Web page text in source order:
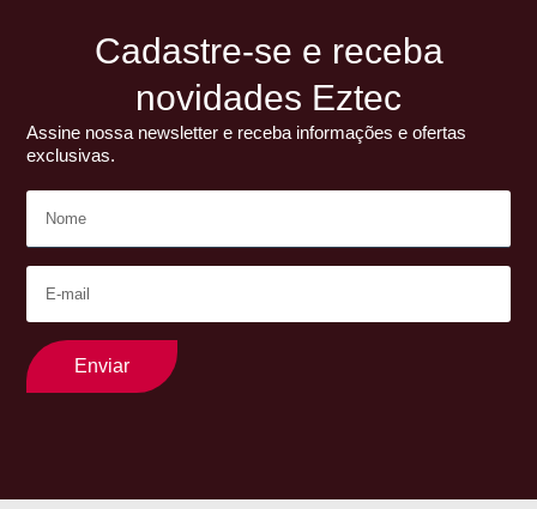
Cadastre-se e receba
novidades Eztec
Assine nossa newsletter e receba informações e ofertas
exclusivas.
Enviar